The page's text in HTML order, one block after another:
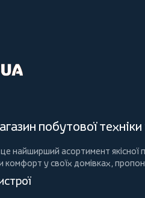
побутової техніки
найширший асортимент якісної
комфорт у своїх домівках,